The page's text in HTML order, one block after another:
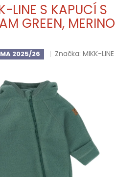
LINE S KAPUCÍ S
GREEN, MERINO
2025/26 Značka:MIKK-LINE